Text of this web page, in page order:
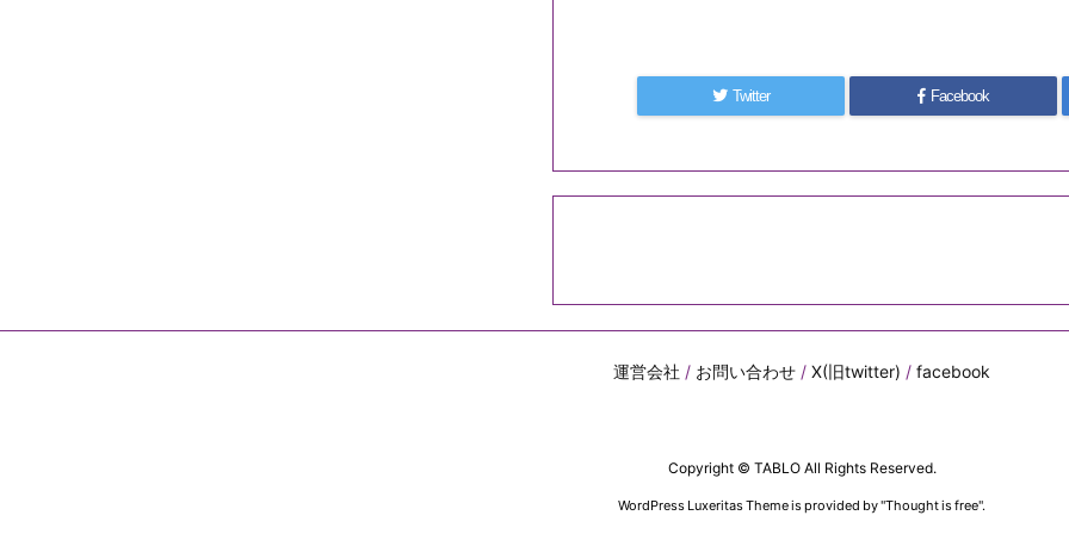
Twitter Facebook
運営会社 / お問い合わせ/ X(旧twitter) / facebook
Copyright © TABLOAll Rights Reserved.
WordPress Luxeritas Theme is provided by "Thought is free".